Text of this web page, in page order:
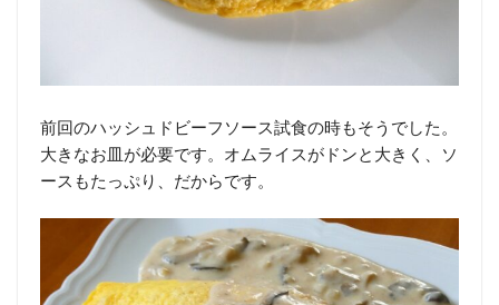
前回のハッシュドビーフソース試食の時もそうでした。
大きなお皿が必要です。オムライスがドンと大きく、ソ
ースもたっぷり、だからです。